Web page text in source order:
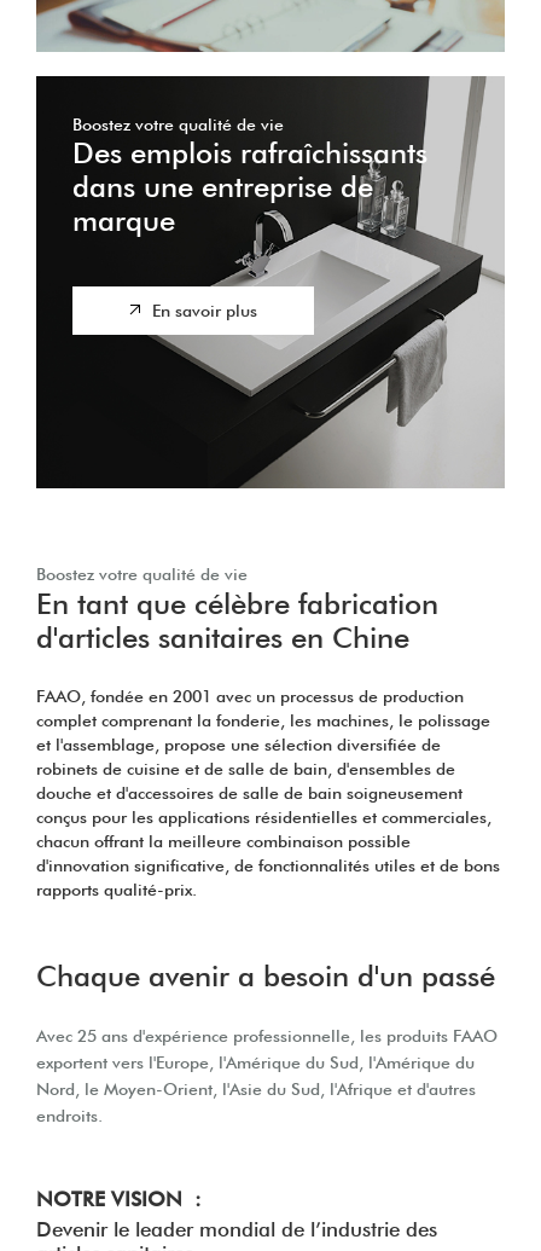
Boostez votre qualité de vie
Des emplois rafraîchissants
dans une entreprise de
marque
En savoir plus
Boostez votre qualité de vie
En tant que célèbre fabrication
d'articles sanitaires en Chine
FAAO, fondée en 2001 avec un processus de production
complet comprenant la fonderie, les machines, le polissage
et l'assemblage, propose une sélection diversifiée de
robinets de cuisine et de salle de bain, d'ensembles de
douche et d'accessoires de salle de bain soigneusement
conçus pour les applications résidentielles et commerciales,
chacun offrant la meilleure combinaison possible
d'innovation significative, de fonctionnalités utiles et de bons
rapports qualité-prix.
Chaque avenir a besoin d'un passé
Avec 25 ans d'expérience professionnelle, les produits FAAO
exportent vers l'Europe, l'Amérique du Sud, l'Amérique du
Nord, le Moyen-Orient, l'Asie du Sud, l'Afrique et d'autres
endroits.
NOTRE VISION :
Devenir le leader mondial de l’industrie des